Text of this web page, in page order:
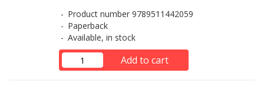
Product number 9789511442059
Paperback
Available, in stock
Add to cart